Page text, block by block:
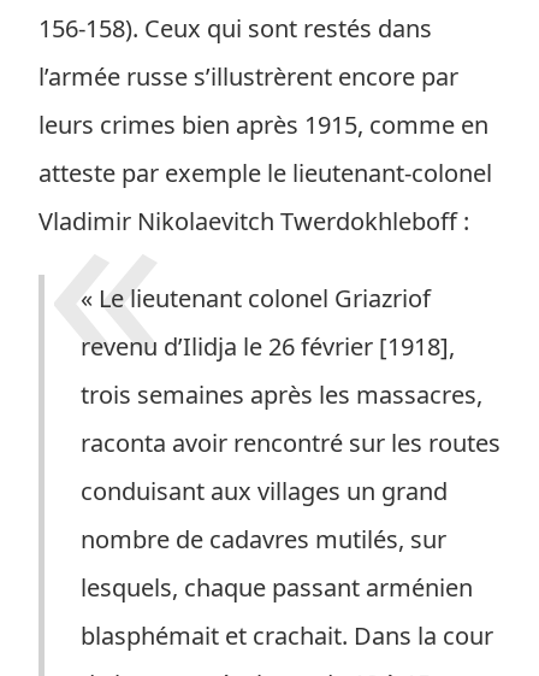
156-158). Ceux qui sont restés dans
l’armée russe s’illustrèrent encore par
leurs crimes bien après 1915, comme en
atteste par exemple le lieutenant-colonel
Vladimir Nikolaevitch Twerdokhleboff :
« Le lieutenant colonel Griazriof
revenu d’Ilidja le 26 février [1918],
trois semaines après les massacres,
raconta avoir rencontré sur les routes
conduisant aux villages un grand
nombre de cadavres mutilés, sur
lesquels, chaque passant arménien
blasphémait et crachait. Dans la cour